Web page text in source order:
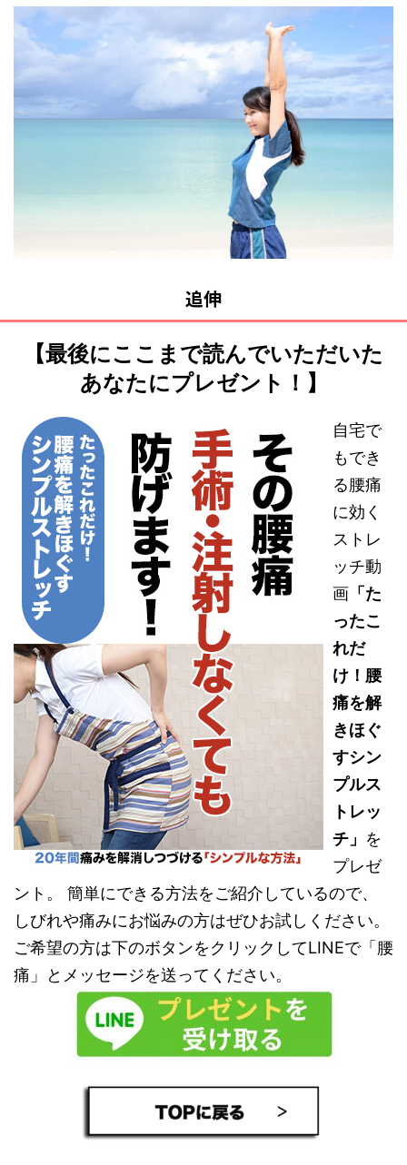
追伸
【最後にここまで読んでいただいた
あなたにプレゼント！】
自宅で
もでき
る腰痛
に効く
ストレ
ッチ動
画 「た
ったこ
れだ
け！腰
痛を解
きほぐ
すシン
プルス
トレッ
チ」 を
プレゼ
ント。 簡単にできる方法をご紹介しているので、
しびれや痛みにお悩みの方はぜひお試しください。
ご希望の方は下のボタンをクリックしてLINEで「腰
痛」とメッセージを送ってください。